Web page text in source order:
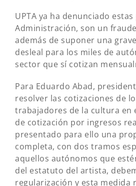
UPTA ya ha denunciado
Administración, son un
además de suponer una
desleal para los miles de
sector que sí cotizan
Para Eduardo Abad,
resolver las cotizaciones de
trabajadores de la cultura en
de cotización por ingresos
presentado para ello una
completa, con dos tramos
aquellos autónomos que
del estatuto del artista,
regularización y esta medida